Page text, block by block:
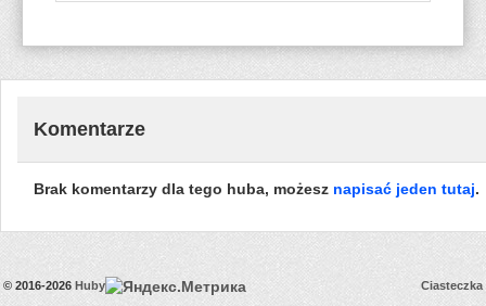
128.43
Komentarze
Brak komentarzy dla tego huba, możesz napisać jeden tutaj.
© 2016-2026 Huby Ciasteczka